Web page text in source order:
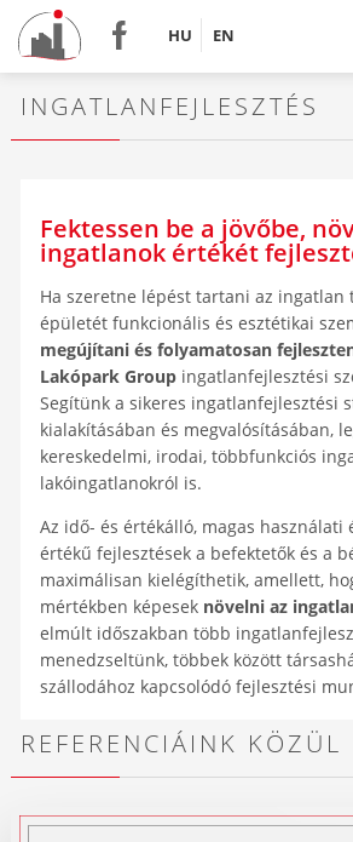
HU EN
INGATLANFEJLESZTÉS
Fektessen be a jövőbe,
ingatlanok értékét
Ha szeretne lépést tartani az ingatlan
épületét funkcionális és esztétikai
megújítani és folyamatosan
Lakópark Groupingatlanfejlesztési
Segítünk a sikeres ingatlanfejlesztési
kialakításában és megvalósításában,
kereskedelmi, irodai, többfunkciós
lakóingatlanokról is.
Az idő- és értékálló, magas használati
értékű fejlesztések a befektetők és a
maximálisan kielégíthetik, amellett,
mértékben képesek növelni az
elmúlt időszakban több
menedzseltünk, többek között
szállodához kapcsolódó fejlesztési
REFERENCIÁINK KÖZÜL